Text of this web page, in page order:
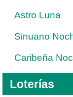
Astro Luna
Sinuano
Caribeña
Loterías